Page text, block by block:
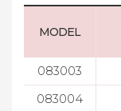
MODEL
083003
083004